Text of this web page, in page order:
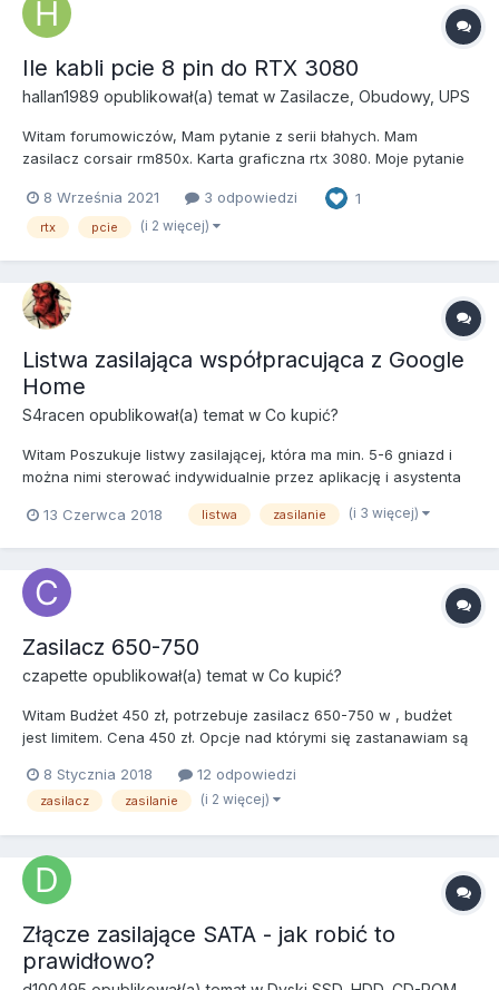
Ile kabli pcie 8 pin do RTX 3080
hallan1989 opublikował(a) temat w Zasilacze, Obudowy, UPS
Witam forumowiczów, Mam pytanie z serii błahych. Mam
zasilacz corsair rm850x. Karta graficzna rtx 3080. Moje pytanie
rozdzielonym na 2x8 pin czy 2x 8pin i zostawić luźno 2 złącza 8
pin? Dzięki za pomoc
8 Września 2021 3 odpowiedzi 1
rtx pcie (i 2 więcej)
Listwa zasilająca współpracująca z Google
Home
S4racen opublikował(a) temat w Co kupić?
Witam Poszukuje listwy zasilającej, która ma min. 5-6 gniazd i
można nimi sterować indywidualnie przez aplikację i asystenta
na razie trafiłem jedynie na listy z max. 4 gniazdami.
13 Czerwca 2018 listwa zasilanie (i 3 więcej)
Zasilacz 650-750
czapette opublikował(a) temat w Co kupić?
Witam Budżet 450 zł, potrzebuje zasilacz 650-750 w , budżet
jest limitem. Cena 450 zł. Opcje nad którymi się zastanawiam są
RM650X 650W 450 zł SeaSonic Focus Plus Gold 650W 400 zł
EVGA SuperNOVA G3 650W 460 I z*j się a nie da...
8 Stycznia 2018 12 odpowiedzi
zasilacz zasilanie (i 2 więcej)
Złącze zasilające SATA - jak robić to
prawidłowo?